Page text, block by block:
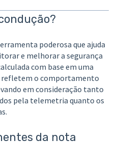
poderosa que ajuda
e melhorar a segurança
com base em uma
refletem o comportamento
em consideração tanto
pela telemetria quanto os
da nota